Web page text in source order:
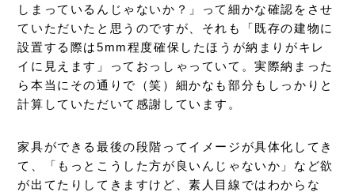
しまっているんじゃないか？」って細かな確認をさせ
ていただいたと思うのですが、それも「既存の建物に
設置する際は5mm程度確保したほうが納まりがキレ
イに見えます」っておっしゃっていて。実際納まった
ら本当にその通りで（笑）細かなも部分もしっかりと
計算していただいて感謝しています。
家具ができる最後の段階ってイメージが具体化してき
て、「もっとこうした方が良いんじゃないか」など欲
が出てたりしてきますけど、素人目線ではわからな